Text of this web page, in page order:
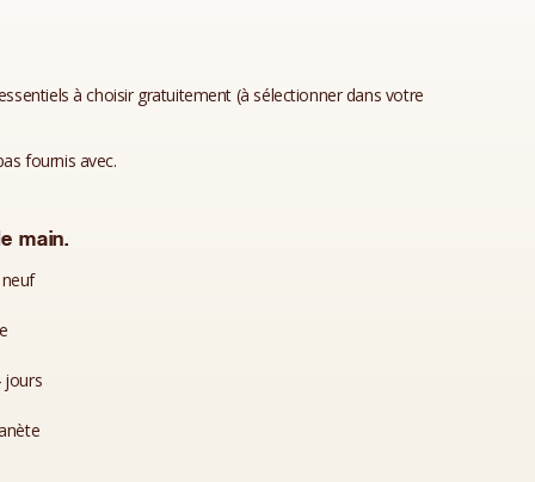
à choisir gratuitement (à sélectionner dans votre
fournis avec.
main.
jours